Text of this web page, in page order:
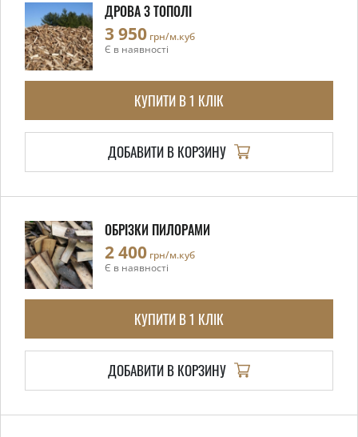
ДРОВА З ТОПОЛІ
3 950 грн/м.куб
Є в наявності
КУПИТИ В 1 КЛІК
ДОБАВИТИ В КОРЗИНУ
ОБРІЗКИ ПИЛОРАМИ
2 400 грн/м.куб
Є в наявності
КУПИТИ В 1 КЛІК
ДОБАВИТИ В КОРЗИНУ